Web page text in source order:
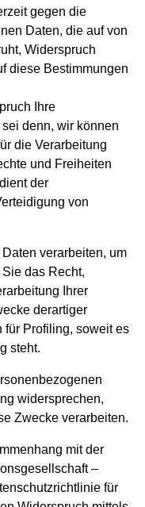
gegen die
Daten, die auf von
Widerspruch
diese Bestimmungen
Ihre
denn, wir können
die Verarbeitung
und Freiheiten
der
von
verarbeiten, um
das Recht,
Ihrer
derartiger
für Profiling, soweit es
steht.
widersprechen,
Zwecke verarbeiten.
mit der
–
für